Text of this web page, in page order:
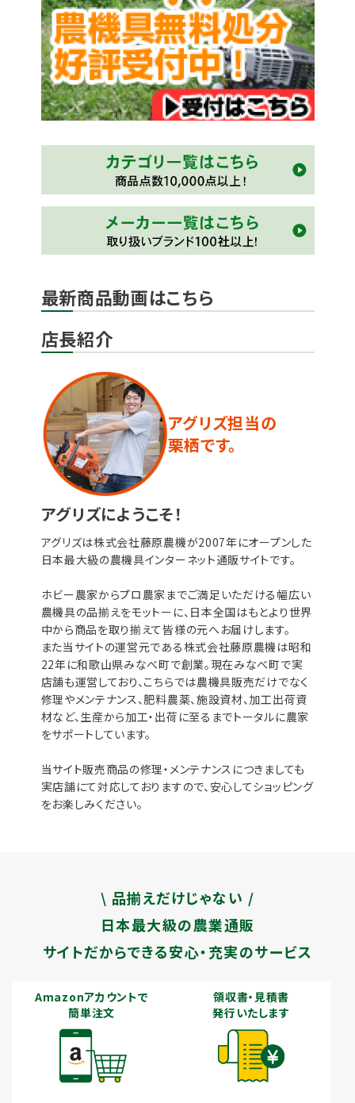
最新商品動画はこちら
店長紹介
アグリズ担当の
栗栖です。
アグリズにようこそ！
アグリズは株式会社藤原農機が2007年にオープンした
日本最大級の農機具インターネット通販サイトです。
ホビー農家からプロ農家までご満足いただける幅広い
農機具の品揃えをモットーに、日本全国はもとより世界
中から商品を取り揃えて皆様の元へお届けします。
また当サイトの運営元である株式会社藤原農機は昭和
22年に和歌山県みなべ町で創業。現在みなべ町で実
店舗も運営しており、こちらでは農機具販売だけでなく
修理やメンテナンス、肥料農薬、施設資材、加工出荷資
材など、生産から加工・出荷に至るまでトータルに農家
をサポートしています。
当サイト販売商品の修理・メンテナンスにつきましても
実店舗にて対応しておりますので、安心してショッピング
をお楽しみください。
\ 品揃えだけじゃない /
日本最大級の農業通販
サイトだからできる安心・充実のサービス
Amazonアカウントで
簡単注文
領収書・見積書
発行いたします